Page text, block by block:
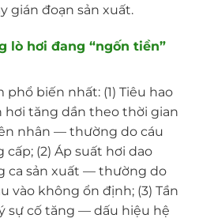
gián đoạn sản xuất.
lò hơi đang “ngốn tiền”
biến nhất: (1) Tiêu hao
tăng dần theo thời gian
nhân — thường do cáu
(2) Áp suất hơi dao
ca sản xuất — thường do
vào không ổn định; (3) Tần
sự cố tăng — dấu hiệu hệ